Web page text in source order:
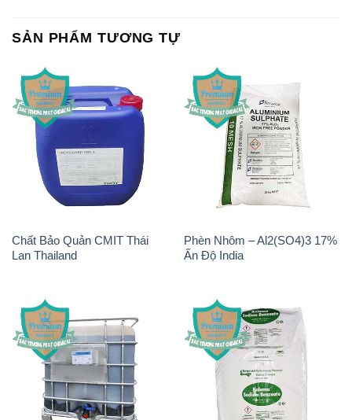
SẢN PHẨM TƯƠNG TỰ
Chất Bảo Quản CMIT Thái
Lan Thailand
Phèn Nhôm – Al2(SO4)3 17%
Ấn Độ India